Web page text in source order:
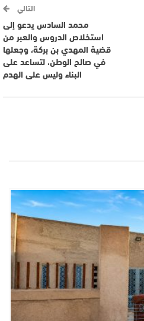
التالي
محمد السادس يدعو إلى
استخلاص الدروس والعبر من
قضية المهدي بن بركة، وجعلها
في صالح الوطن، لتساعد على
البناء وليس على الهدم